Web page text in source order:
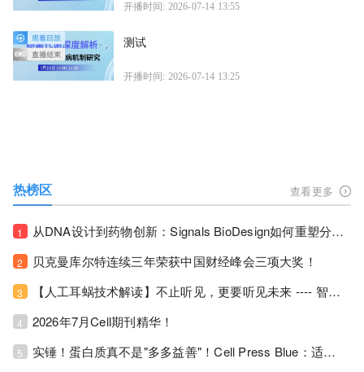
开播时间: 2026-07-14 13:55
测试
开播时间: 2026-07-14 13:25
热榜区 查看更多
1 从DNA设计到药物创新：Signals BioDesign如何重塑分子生物学研发生态！
2 贝克曼库尔特连续三年荣获中国财经峰会三项大奖！
3 【人工耳蜗技术解读】不止听见，更要听见未来 ---- 智能耳蜗，开启人工耳蜗技术新纪元！
4 2026年7月Cell期刊精华！
5 实锤！蛋白质真不是"多多益善"！Cell Press Blue：适度限蛋白，反而拉长健康寿命！